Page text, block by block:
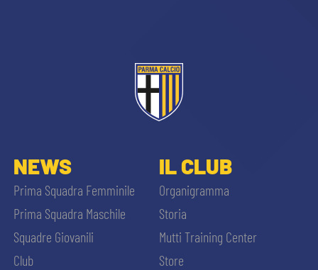
NEWS
Prima Squadra Femminile
Prima Squadra Maschile
Squadre Giovanili
Club
IL CLUB
Organigramma
Storia
Mutti Training Center
Store